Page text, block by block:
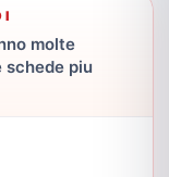
molte
schede piu